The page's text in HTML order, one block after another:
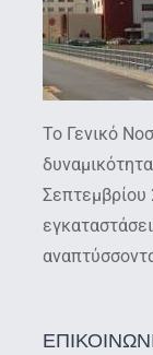
Το Γενικό
Σεπτεμβρίου